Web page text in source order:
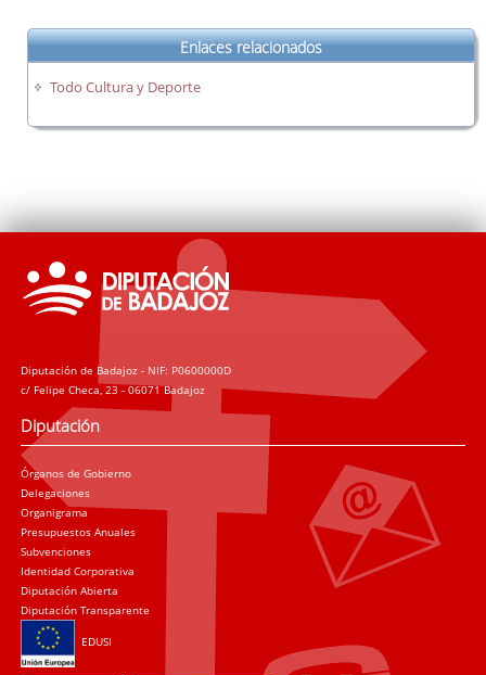
Enlaces relacionados
Todo Cultura y Deporte
Diputación de Badajoz - NIF: P0600000D
c/ Felipe Checa, 23 - 06071 Badajoz
Diputación
Órganos de Gobierno
Delegaciones
Organigrama
Presupuestos Anuales
Subvenciones
Identidad Corporativa
Diputación Abierta
Diputación Transparente
EDUSI